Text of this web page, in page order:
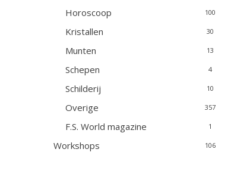
Horoscoop 100
Kristallen 30
Munten 13
Schepen 4
Schilderij 10
Overige 357
F.S. World magazine 1
Workshops 106